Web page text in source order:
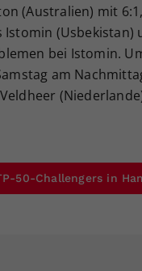
(Australien) mit
(Usbekistan)
bei Istomin.
am
50-Challengers in